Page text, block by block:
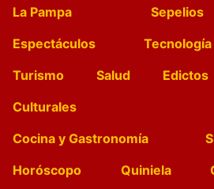
La Pampa Sepelios
Espectáculos
Tecnología
Turismo
Salud Edictos
Culturales
Cocina y Gastronomía
Horóscopo
Quiniela